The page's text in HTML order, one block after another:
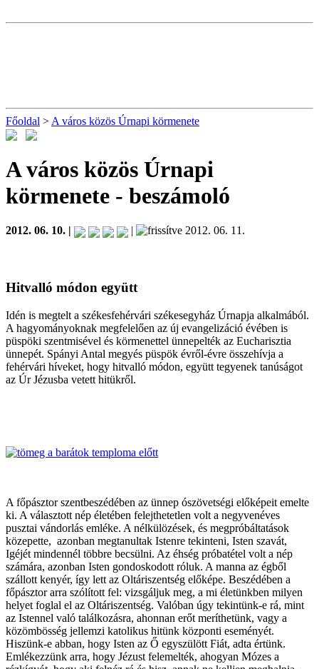
Főoldal > A város közös Úrnapi körmenete
A város közös Úrnapi
körmenete - beszámoló
2012. 06. 10. | | 2012. 06. 11.
Hitvalló módon együtt
Idén is megtelt a székesfehérvári székesegyház Úrnapja alkalmából.
A hagyományoknak megfelelően az új evangelizáció évében is
püspöki szentmisével és körmenettel ünnepelték az Eucharisztia
ünnepét. Spányi Antal megyés püspök évről-évre összehívja a
fehérvári híveket, hogy hitvalló módon, együtt tegyenek tanúságot
az Úr Jézusba vetett hitükről.
A főpásztor szentbeszédében az ünnep ószövetségi előképeit emelte
ki. A választott nép életében felejthetetlen volt a negyvenéves
pusztai vándorlás emléke. A nélkülözések, és megpróbáltatások
közepette, azonban megtanultak Istenre tekinteni, Isten szavát,
Igéjét mindennél többre becsülni. Az éhség próbatétel volt a nép
számára, azonban Isten gondoskodott róluk. A manna az égből
szállott kenyér, így lett az Oltáriszentség előképe. Beszédében a
főpásztor arra szólított fel: vizsgáljuk meg, a mi életünkben milyen
helyet foglal el az Oltáriszentség. Valóban úgy tekintünk-e rá, mint
az Istennel való találkozásra, ahonnan erőt meríthetünk, vagy a
közömbösség jellemzi katolikus hitünk központi eseményét.
Hiszünk-e abban, hogy Isten az Ő egyszülött Fiát, adta értünk.
Emlékezzünk arra, hogy Jézust felemelték, ahogyan Mózes a